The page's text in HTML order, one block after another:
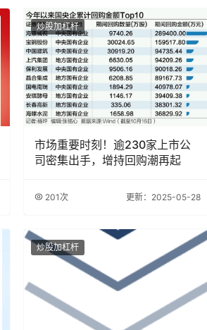
炒股加杠杆
市场重要时刻！逾230家上市公
司密集出手，增持回购潮再起
201次 更新：2025-05-28
炒股加杠杆